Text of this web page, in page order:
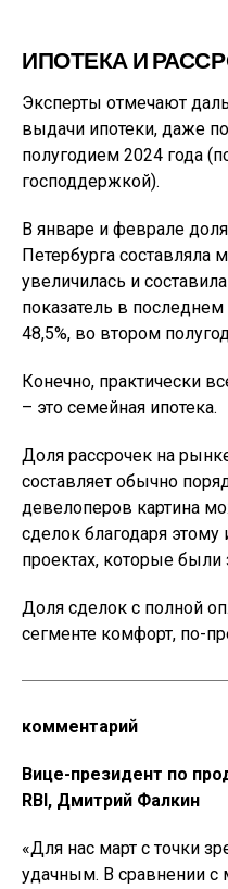
ИПОТЕКА И
Эксперты отмечают
выдачи ипотеки, даже
полугодием 2024 года
господдержкой).
В январе и феврале
Петербурга составляла
увеличилась и
показатель в последнем
48,5%, во втором
Конечно, практически
– это семейная ипотека.
Доля рассрочек на
составляет обычно
девелоперов картина
сделок благодаря
проектах, которые
Доля сделок с полной
сегменте комфорт, по-
комментарий
Вице-президент по
RBI, Дмитрий Фалкин
«Для нас март с точки
удачным. В сравнении